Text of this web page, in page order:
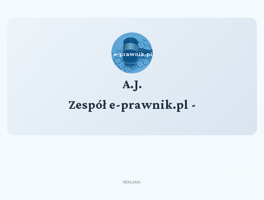
A.J.
Zespół e-prawnik.pl -
REKLAMA